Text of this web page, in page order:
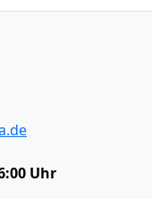
Uhr